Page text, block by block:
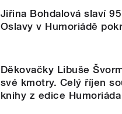
Jiřina Bohdalová slaví
Oslavy v Humoriádě
Děkovačky Libuše
své kmotry. Celý říjen
knihy z edice Humoriáda